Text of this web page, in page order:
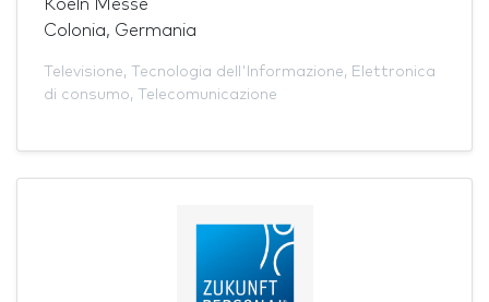
Koeln Messe
Colonia, Germania
Televisione, Tecnologia dell'Informazione, Elettronica
di consumo, Telecomunicazione